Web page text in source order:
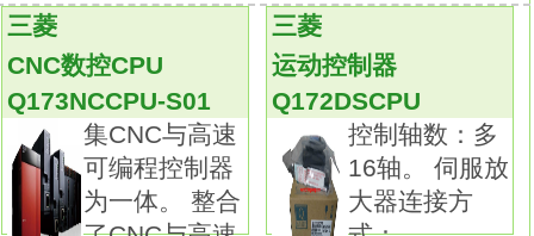
无需梯形图程序即可持续监视最小值和最大
值，亦可执行2种类型的上限/下限报警
Q173DSCPU
只有在ON状态期间，才可测量输出设备所使用
的电量。
因此可获得设备运行期间的电量以及节拍单位
内的电量。
三菱
CNC数控CPU
Q173NCCPU-S01
集CNC与高速
可编程控制器
为一体。 整合
三菱
运动控制器
Q172DSCPU
控制轴数：多
16轴。 伺服放
大器连接方